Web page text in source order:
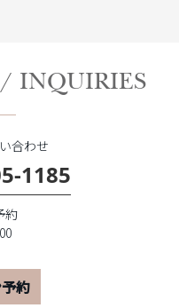
/ INQUIRIES
合わせ
1185
約
約